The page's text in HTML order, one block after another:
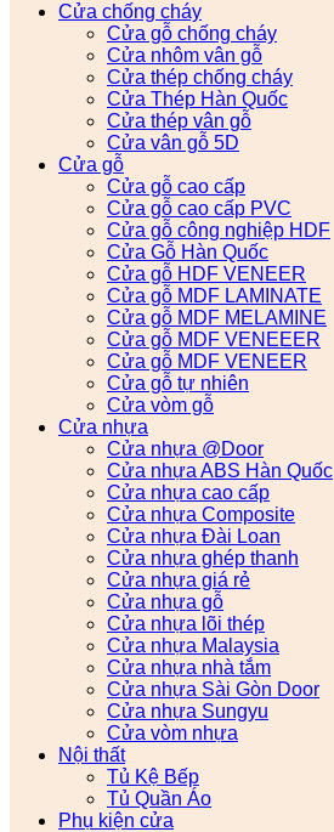
Cửa chống cháy
Cửa gỗ chống cháy
Cửa nhôm vân gỗ
Cửa thép chống cháy
Cửa Thép Hàn Quốc
Cửa thép vân gỗ
Cửa vân gỗ 5D
Cửa gỗ
Cửa gỗ cao cấp
Cửa gỗ cao cấp PVC
Cửa gỗ công nghiệp HDF
Cửa Gỗ Hàn Quốc
Cửa gỗ HDF VENEER
Cửa gỗ MDF LAMINATE
Cửa gỗ MDF MELAMINE
Cửa gỗ MDF VENEEER
Cửa gỗ MDF VENEER
Cửa gỗ tự nhiên
Cửa vòm gỗ
Cửa nhựa
Cửa nhựa @Door
Cửa nhựa ABS Hàn Quốc
Cửa nhựa cao cấp
Cửa nhựa Composite
Cửa nhựa Đài Loan
Cửa nhựa ghép thanh
Cửa nhựa giá rẻ
Cửa nhựa gỗ
Cửa nhựa lõi thép
Cửa nhựa Malaysia
Cửa nhựa nhà tắm
Cửa nhựa Sài Gòn Door
Cửa nhựa Sungyu
Cửa vòm nhựa
Nội thất
Tủ Kệ Bếp
Tủ Quần Áo
Phụ kiện cửa